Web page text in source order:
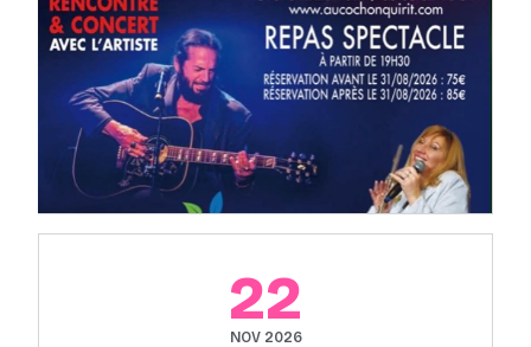
22
NOV 2026